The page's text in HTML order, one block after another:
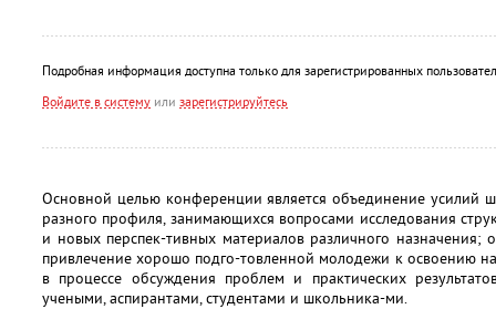
Подробная информация доступна только для зарегистрированных
Войдите в систему или зарегистрируйтесь
Основной целью конференции является объединение усилий
разного профиля, занимающихся вопросами исследования
и новых перспек-тивных материалов различного назначения;
привлечение хорошо подго-товленной молодежи к освоению
в процессе обсуждения проблем и практических
учеными, аспирантами, студентами и школьника-ми.